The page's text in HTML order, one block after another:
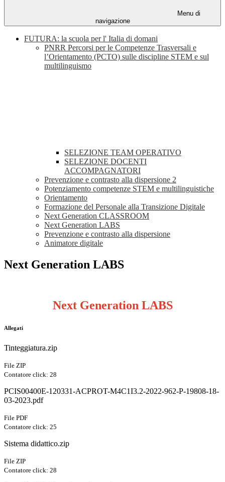
Menu di
navigazione
FUTURA: la scuola per l' Italia di domani
PNRR Percorsi per le Competenze Trasversali e
l’Orientamento (PCTO) sulle discipline STEM e sul
multilinguismo
SELEZIONE TEAM OPERATIVO
SELEZIONE DOCENTI
ACCOMPAGNATORI
Prevenzione e contrasto alla dispersione 2
Potenziamento competenze STEM e multilinguistiche
Orientamento
Formazione del Personale alla Transizione Digitale
Next Generation CLASSROOM
Next Generation LABS
Prevenzione e contrasto alla dispersione
Animatore digitale
Next Generation LABS
Next Generation LABS
Allegati
Tinteggiatura.zip
File ZIP
Contatore click: 28
PCIS00400E-120331-ACPROT-M4C1I3.2-2022-962-P-19808-18-
03-2023.pdf
File PDF
Contatore click: 25
Sistema didattico.zip
File ZIP
Contatore click: 28